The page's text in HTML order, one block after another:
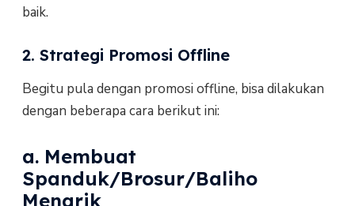
baik.
2. Strategi Promosi Offline
Begitu pula dengan promosi offline, bisa dilakukan
dengan beberapa cara berikut ini:
a. Membuat
Spanduk/Brosur/Baliho
Menarik